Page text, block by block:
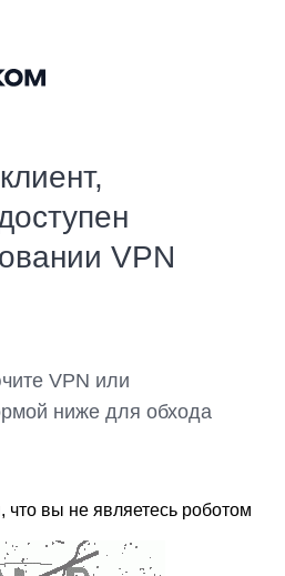
VPN
VPN или
ниже для обхода
что вы не являетесь роботом